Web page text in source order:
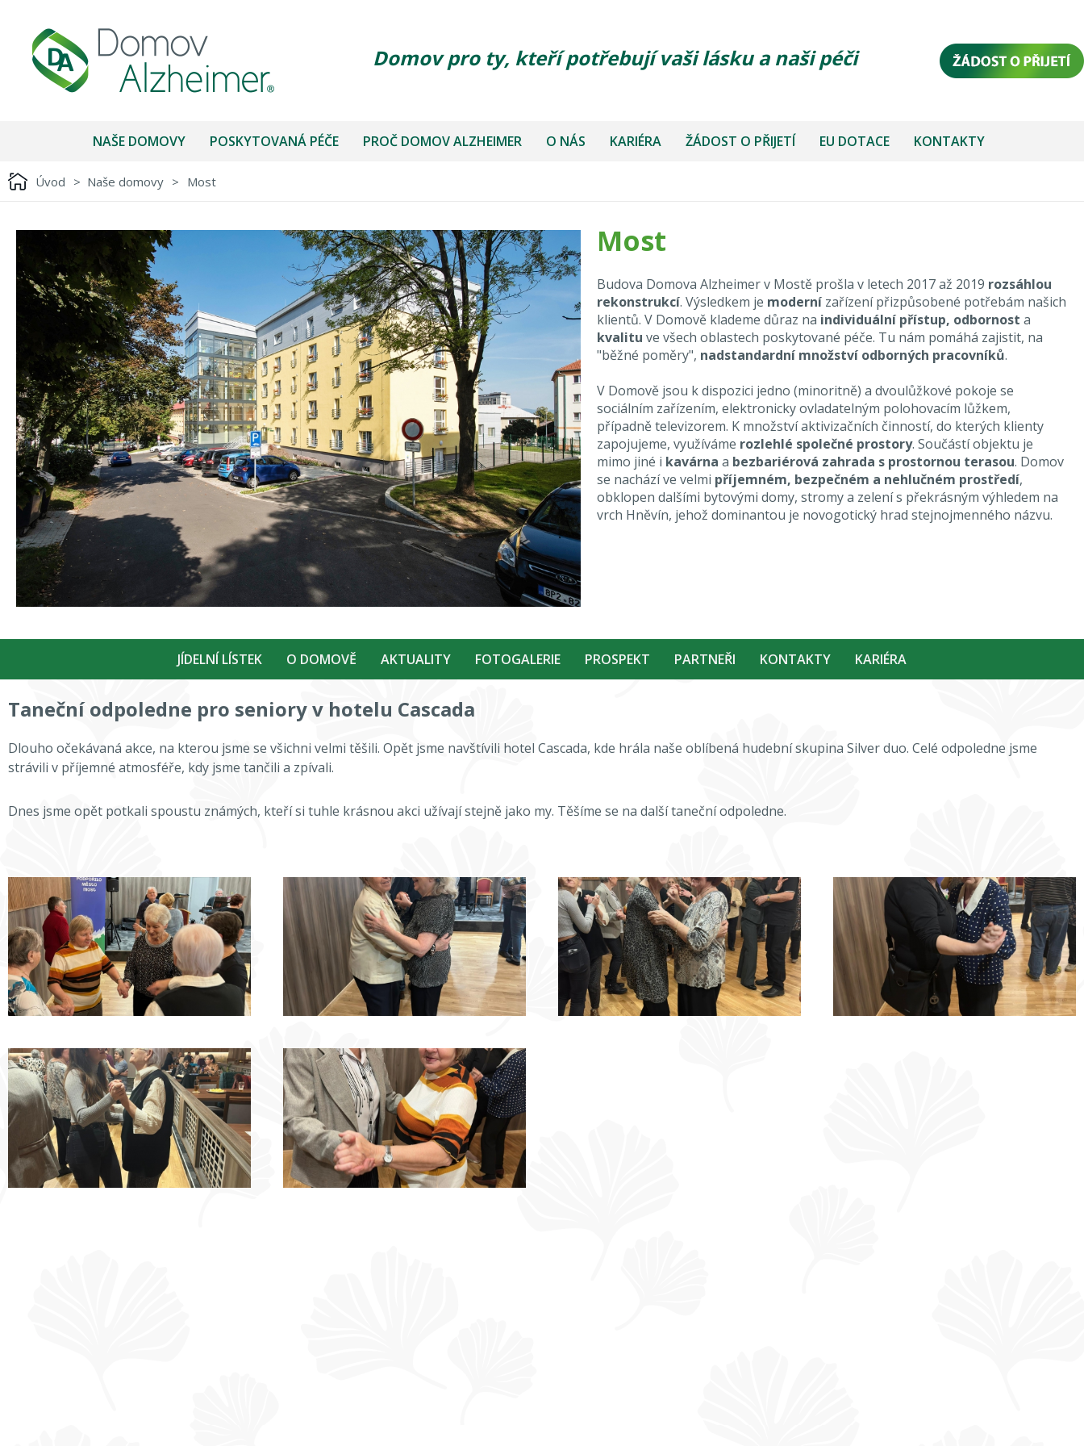
Domov pro ty, kteří potřebují vaši lásku a naši péči
NAŠE DOMOVY POSKYTOVANÁ PÉČE PROČ DOMOV ALZHEIMER O NÁS KARIÉRA ŽÁDOST O PŘIJETÍ EU DOTACE KONTAKTY
Úvod > Naše domovy > Most
Most
Budova Domova Alzheimer v Mostě prošla v letech 2017 až 2019 rozsáhlou
rekonstrukcí. Výsledkem je moderní zařízení přizpůsobené potřebám našich
klientů. V Domově klademe důraz na individuální přístup, odbornost a
kvalitu ve všech oblastech poskytované péče. Tu nám pomáhá zajistit, na
"běžné poměry", nadstandardní množství odborných pracovníků.
V Domově jsou k dispozici jedno (minoritně) a dvoulůžkové pokoje se
sociálním zařízením, elektronicky ovladatelným polohovacím lůžkem,
případně televizorem. K množství aktivizačních činností, do kterých klienty
zapojujeme, využíváme rozlehlé společné prostory. Součástí objektu je
mimo jiné i kavárna a bezbariérová zahrada s prostornou terasou. Domov
se nachází ve velmi příjemném, bezpečném a nehlučném prostředí,
obklopen dalšími bytovými domy, stromy a zelení s překrásným výhledem na
vrch Hněvín, jehož dominantou je novogotický hrad stejnojmenného názvu.
JÍDELNÍ LÍSTEK O DOMOVĚ AKTUALITY FOTOGALERIE PROSPEKT PARTNEŘI KONTAKTY KARIÉRA
Taneční odpoledne pro seniory v hotelu Cascada
Dlouho očekávaná akce, na kterou jsme se všichni velmi těšili. Opět jsme navštívili hotel Cascada, kde hrála naše oblíbená hudební skupina Silver duo. Celé odpoledne jsme
strávili v příjemné atmosféře, kdy jsme tančili a zpívali.
Dnes jsme opět potkali spoustu známých, kteří si tuhle krásnou akci užívají stejně jako my. Těšíme se na další taneční odpoledne.